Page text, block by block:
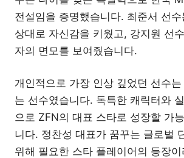
전설임을 증명했습니다. 최준서 선
상대로 자신감을 키웠고, 강지원 선
자의 면모를 보여줬습니다.
개인적으로 가장 인상 깊었던 선수는
는 선수였습니다. 독특한 캐릭터와
으로 ZFN의 대표 스타로 성장할 가
니다. 정찬성 대표가 꿈꾸는 글로벌
위해 필요한 스타 플레이어의 등장